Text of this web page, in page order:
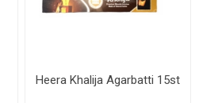
Heera Khalija Agarbatti 15st